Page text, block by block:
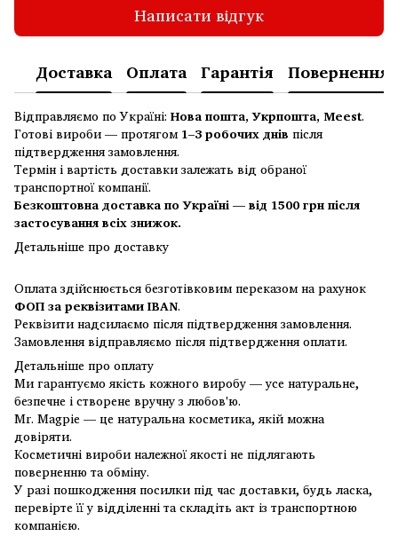
Написати відгук
Доставка Оплата Гарантія Повернення
Відправляємо по Україні: Нова пошта, Укрпошта, Meest.
Готові вироби — протягом 1–3 робочих днів після
підтвердження замовлення.
Термін і вартість доставки залежать від обраної
транспортної компанії.
Безкоштовна доставка по Україні — від 1500 грн після
застосування всіх знижок.
Детальніше про доставку
Оплата здійснюється безготівковим переказом на рахунок
ФОП за реквізитами IBAN.
Реквізити надсилаємо після підтвердження замовлення.
Замовлення відправляємо після підтвердження оплати.
Детальніше про оплату
Ми гарантуємо якість кожного виробу — усе натуральне,
безпечне і створене вручну з любов'ю.
Mr. Magpie — це натуральна косметика, якій можна
довіряти.
Косметичні вироби належної якості не підлягають
поверненню та обміну.
У разі пошкодження посилки під час доставки, будь ласка,
перевірте її у відділенні та складіть акт із транспортною
компанією.